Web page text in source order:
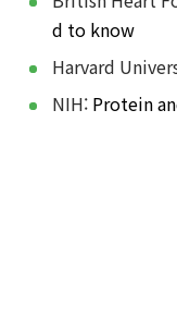
d to know
Harvard
NIH: Protein